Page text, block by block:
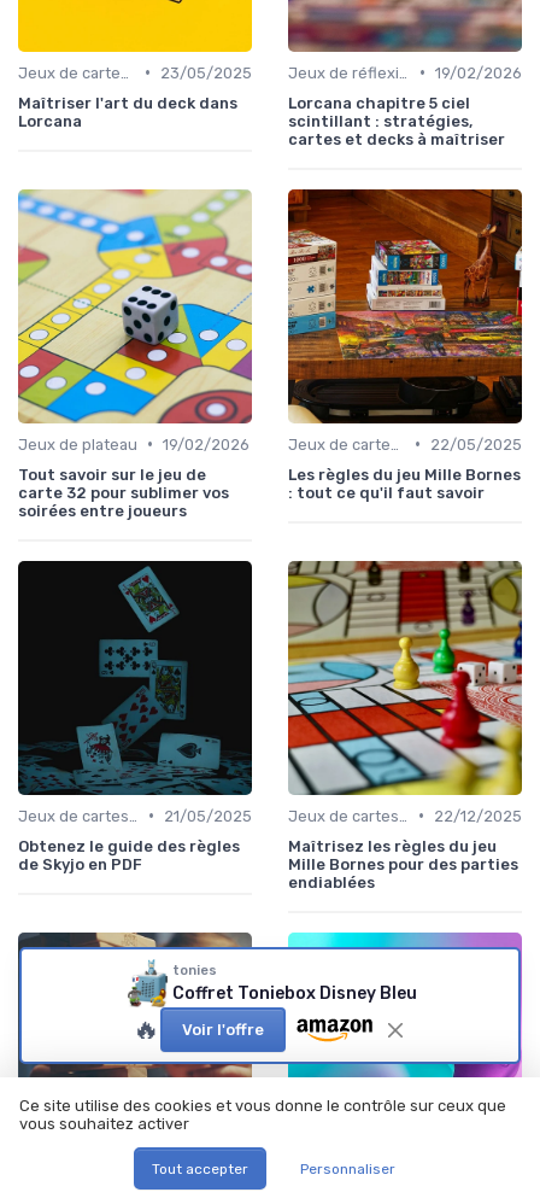
•
23/05/2025
Maîtriser l'art du deck dans
Lorcana
• 19/02/2026
Lorcana chapitre 5 ciel
scintillant : stratégies,
cartes et decks à maîtriser
Jeux de plateau • 19/02/2026
Tout savoir sur le jeu de
carte 32 pour sublimer vos
soirées entre joueurs
•
22/05/2025
Les règles du jeu Mille Bornes
: tout ce qu'il faut savoir
•
21/05/2025
Obtenez le guide des règles
de Skyjo en PDF
•
22/12/2025
Maîtrisez les règles du jeu
Mille Bornes pour des parties
endiablées
Jeux de cartes traditionnels • 12/05/2025
tonies
Coffret Toniebox Disney Bleu
🔥 Voir l'offre
Ce site utilise des cookies et vous donne le contrôle sur ceux que
vous souhaitez activer
Tout accepter Personnaliser